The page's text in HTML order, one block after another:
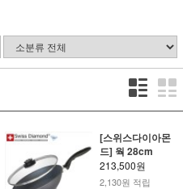
[스위스다이아몬
드] 웍 28cm
213,500원
2,130원 적립